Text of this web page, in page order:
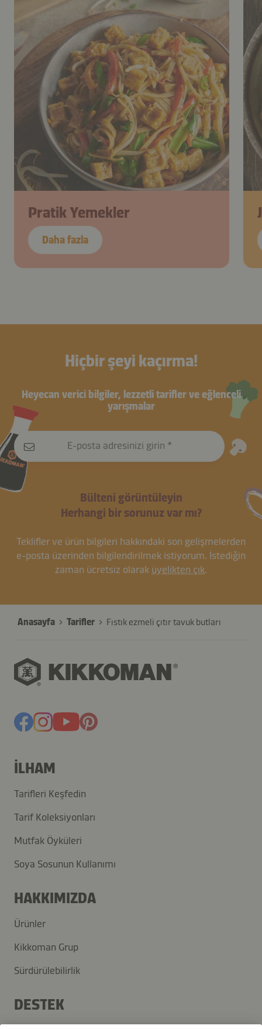
Pratik Yemekler
Daha fazla
Hiçbir şeyi kaçırma!
Heyecan verici bilgiler, lezzetli tarifler ve eğlenceli
yarışmalar
E-posta adresinizi girin
Bülteni görüntüleyin
Herhangi bir sorunuz var mı?
Teklifler ve ürün bilgileri hakkındaki son gelişmelerden
e-posta üzerinden bilgilendirilmek istiyorum. İstediğin
zaman ücretsiz olarak üyelikten çık.
Anasayfa Tarifler Fıstık ezmeli çıtır tavuk butları
İLHAM
Tarifleri Keşfedin
Tarif Koleksiyonları
Mutfak Öyküleri
Soya Sosunun Kullanımı
HAKKIMIZDA
Ürünler
Kikkoman Grup
Sürdürülebilirlik
DESTEK